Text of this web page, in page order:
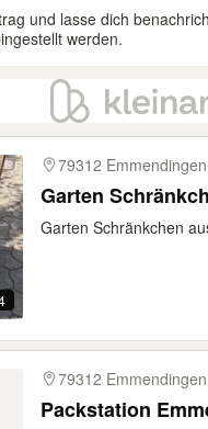
und lasse dich
werden.
79312 Emmendingen
Garten
Garten Schränkchen
79312 Emmendingen
Packstation